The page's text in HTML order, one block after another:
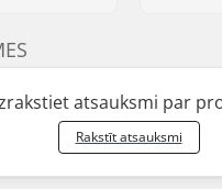
atsauksmi par
Rakstīt atsauksmi